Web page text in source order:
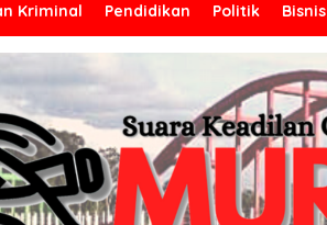
Kriminal Pendidikan Politik Bisnis